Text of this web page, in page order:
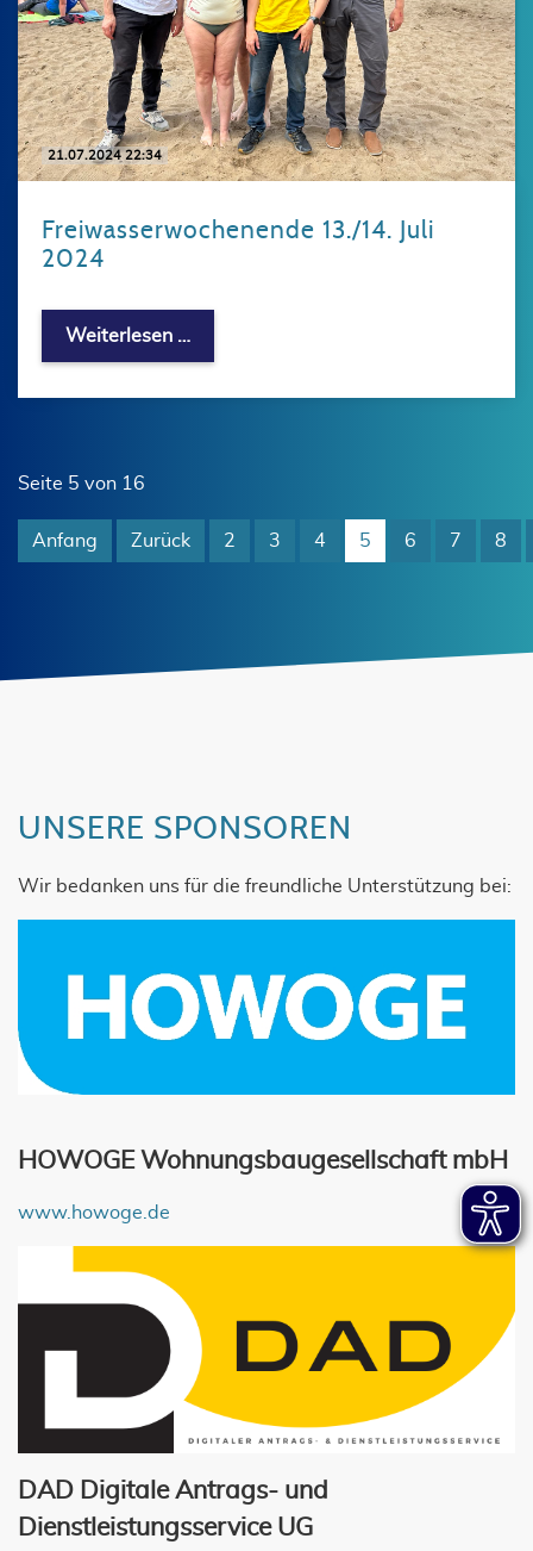
21.07.2024 22:34
Freiwasserwochenende 13./14. Juli
2024
Weiterlesen …Freiwasserwochenende 13./14. Juli
Seite 5 von 16
Anfang Zurück 2 3 4 5 6 7 8
UNSERE SPONSOREN
Wir bedanken uns für die freundliche Unterstützung bei:
HOWOGE Wohnungsbaugesellschaft mbH
www.howoge.de
DAD Digitale Antrags- und
Dienstleistungsservice UG